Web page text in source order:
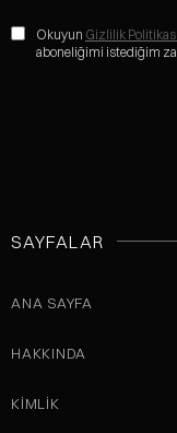
Okuyun Gizlilik Politikası
aboneliğimi istediğim
SAYFALAR
ANA SAYFA
HAKKINDA
KİMLİK